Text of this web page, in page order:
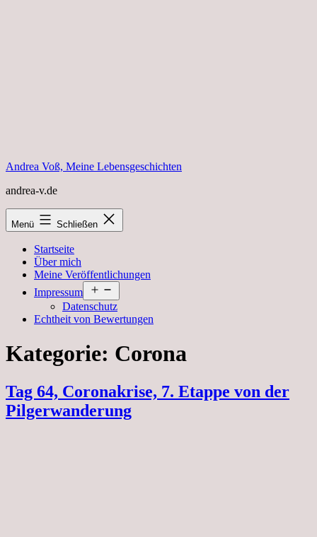
Andrea Voß, Meine Lebensgeschichten
andrea-v.de
Menü Schließen
Startseite
Über mich
Meine Veröffentlichungen
Impressum
öffnen
Datenschutz
Echtheit von Bewertungen
Kategorie: Corona
Tag 64, Coronakrise, 7. Etappe von der
Pilgerwanderung